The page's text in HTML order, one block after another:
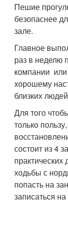
Пешие
безопаснее
зале.
Главное
раз в неделю
компании или
хорошему
близких
Для того
только
состоит из 4
ходьбы с
попасть на
записаться